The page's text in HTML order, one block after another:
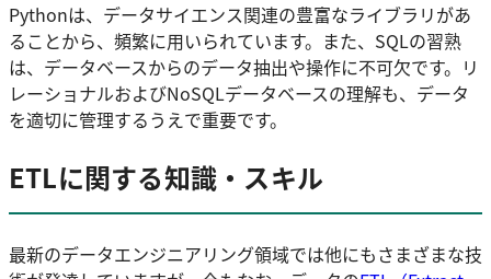
Pythonは、データサイエンス関連の豊富なライブラリがあ
ることから、頻繁に用いられています。また、SQLの習熟
は、データベースからのデータ抽出や操作に不可欠です。リ
レーショナルおよびNoSQLデータベースの理解も、データ
を適切に管理するうえで重要です。
ETLに関する知識・スキル
最新のデータエンジニアリング領域では他にもさまざまな技